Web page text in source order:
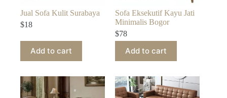
Jual Sofa Kulit Surabaya
$18
Add to cart
Sofa Eksekutif Kayu Jati
Minimalis Bogor
$78
Add to cart